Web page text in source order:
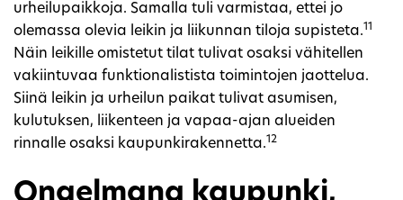
urheilupaikkoja. Samalla tuli varmistaa, ettei jo
olemassa olevia leikin ja liikunnan tiloja supisteta.11
Näin leikille omistetut tilat tulivat osaksi vähitellen
vakiintuvaa funktionalistista toimintojen jaottelua.
Siinä leikin ja urheilun paikat tulivat asumisen,
kulutuksen, liikenteen ja vapaa-ajan alueiden
rinnalle osaksi kaupunkirakennetta.12